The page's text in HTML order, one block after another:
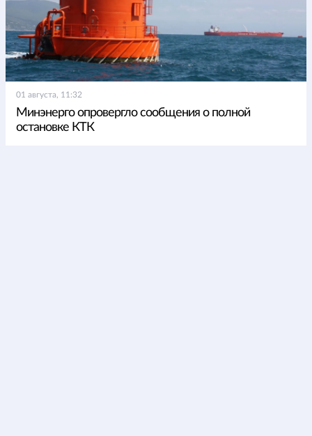
01 августа, 11:32
Минэнерго опровергло сообщения о полной
остановке КТК